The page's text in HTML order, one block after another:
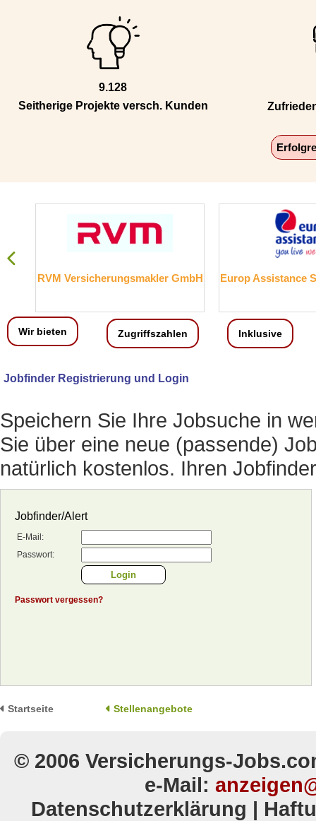
9.128
Seitherige Projekte versch. Kunden
RVM Versicherungsmakler GmbH Europ Assistance
Wir bieten Zugriffszahlen Inklusive
Jobfinder Registrierung und Login
Speichern Sie Ihre Jobsuche in
Sie über eine neue (passende)
natürlich kostenlos. Ihren
Jobfinder/Alert
E-Mail:
Passwort:
Passwort vergessen?
Startseite Stellenangebote
© 2006 Versicherungs-
e-Mail:
Datenschutzerklärung |